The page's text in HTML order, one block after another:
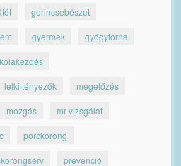
gerincsebészet
gyermek gyógytorna
lelki tényezők megelőzés
mozgás mr vizsgálat
porckorong
prevenció